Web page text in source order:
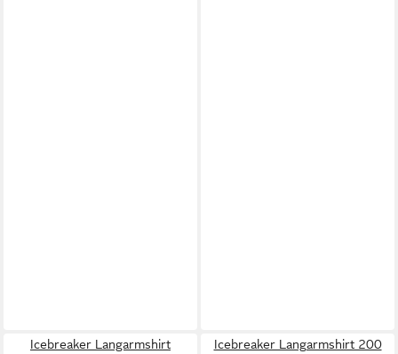
Icebreaker Langarmshirt
Icebreaker Langarmshirt 200